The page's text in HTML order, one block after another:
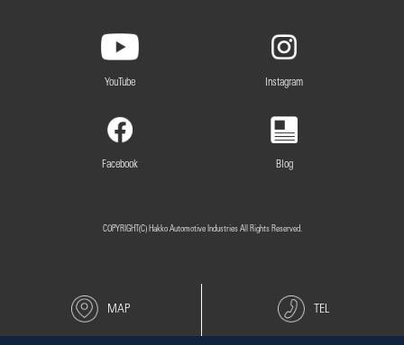
YouTube Instagram
Facebook Blog
COPYRIGHT(C) Hakko Automotive Industries All Rights Reserved.
MAP TEL